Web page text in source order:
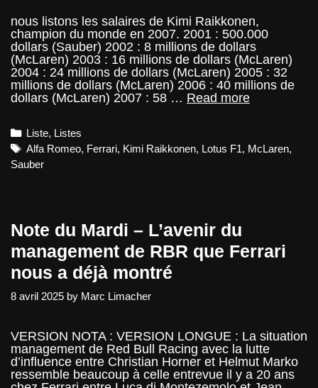
nous listons les salaires de Kimi Raikkonen,
champion du monde en 2007. 2001 : 500.000
dollars (Sauber) 2002 : 8 millions de dollars
(McLaren) 2003 : 16 millions de dollars (McLaren)
2004 : 24 millions de dollars (McLaren) 2005 : 32
millions de dollars (McLaren) 2006 : 40 millions de
dollars (McLaren) 2007 : 58 … Read moreListe
Raikkonen
Categories
Liste, Listes
Tags
Alfa Romeo, Ferrari, Kimi Raikkonen, Lotus F1, McLaren,
Sauber
Note du Mardi – L’avenir du
management de RBR que Ferrari
nous a déjà montré
8 avril 2025 by Marc Limacher
VERSION NOTA : VERSION LONGUE : La situation
management de Red Bull Racing avec la lutte
d’influence entre Christian Horner et Helmut Marko
ressemble beaucoup à celle entrevue il y a 20 ans